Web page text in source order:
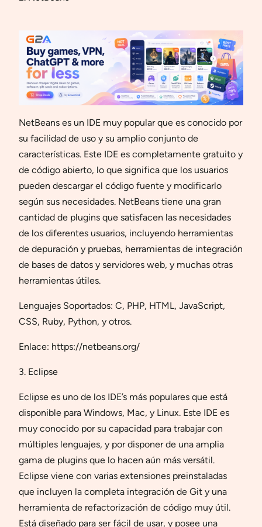
NetBeans es un IDE muy popular que es conocido por
su facilidad de uso y su amplio conjunto de
características. Este IDE es completamente gratuito y
de código abierto, lo que significa que los usuarios
pueden descargar el código fuente y modificarlo
según sus necesidades. NetBeans tiene una gran
cantidad de plugins que satisfacen las necesidades
de los diferentes usuarios, incluyendo herramientas
de depuración y pruebas, herramientas de integración
de bases de datos y servidores web, y muchas otras
herramientas útiles.
Lenguajes Soportados: C, PHP, HTML, JavaScript,
CSS, Ruby, Python, y otros.
Enlace: https://netbeans.org/
3. Eclipse
Eclipse es uno de los IDE’s más populares que está
disponible para Windows, Mac, y Linux. Este IDE es
muy conocido por su capacidad para trabajar con
múltiples lenguajes, y por disponer de una amplia
gama de plugins que lo hacen aún más versátil.
Eclipse viene con varias extensiones preinstaladas
que incluyen la completa integración de Git y una
herramienta de refactorización de código muy útil.
Está diseñado para ser fácil de usar, y posee una